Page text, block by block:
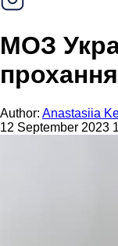
МОЗ
Author: Anastasiia
12 September 2023